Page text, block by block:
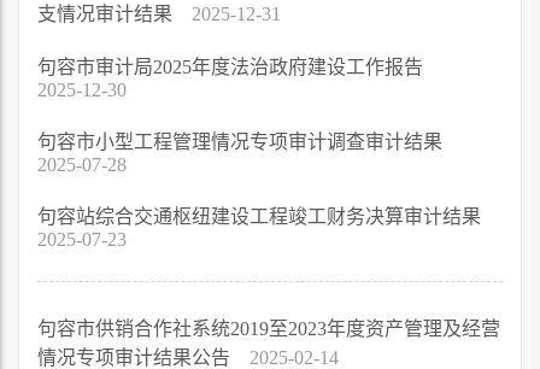
支情况审计结果
2025-12-31
句容市审计局2025年度法治政府建设工作报告
2025-12-30
句容市小型工程管理情况专项审计调查审计结果
2025-07-28
句容站综合交通枢纽建设工程竣工财务决算审计结果
2025-07-23
句容市供销合作社系统2019至2023年度资产管理及经营
情况专项审计结果公告
2025-02-14